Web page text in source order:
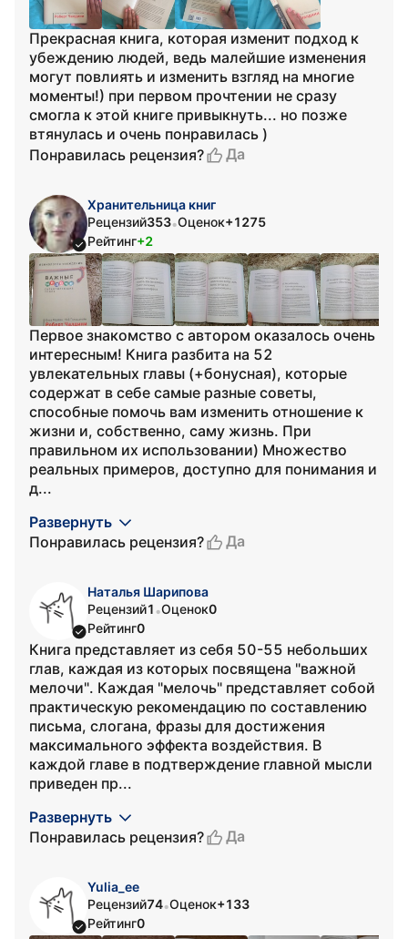
Прекрасная книга, которая изменит подход к
убеждению людей, ведь малейшие изменения
могут повлиять и изменить взгляд на многие
моменты!) при первом прочтении не сразу
смогла к этой книге привыкнуть... но позже
втянулась и очень понравилась )
Понравилась рецензия?
Да
Хранительница книг
Рецензий353•Оценок+1275
Рейтинг+2
Первое знакомство с автором оказалось очень
интересным! Книга разбита на 52
увлекательных главы (+бонусная), которые
содержат в себе самые разные советы,
способные помочь вам изменить отношение к
жизни и, собственно, саму жизнь. При
правильном их использовании) Множество
реальных примеров, доступно для понимания и
д...
Развернуть
Понравилась рецензия?
Да
Наталья Шарипова
Рецензий1 •Оценок0
Рейтинг0
Книга представляет из себя 50-55 небольших
глав, каждая из которых посвящена "важной
мелочи". Каждая "мелочь" представляет собой
практическую рекомендацию по составлению
письма, слогана, фразы для достижения
максимального эффекта воздействия. В
каждой главе в подтверждение главной мысли
приведен пр...
Развернуть
Понравилась рецензия?
Да
Yulia_ee
Рецензий74•Оценок+133
Рейтинг0